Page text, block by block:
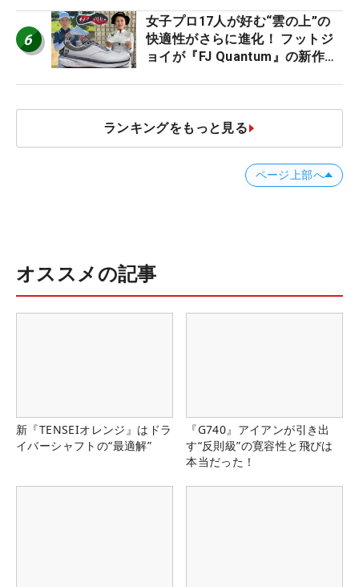
6
女子プロ17人が好む“雲の上”の
快適性がさらに進化！ フットジ
ョイが『FJ Quantum』の新作を
ランキングをもっと見る
ページ上部へ
オススメの記事
新『TENSEIオレンジ』はドラ
イバーシャフトの“最適解”
『G740』アイアンが引き出
す“反則級”の寛容性と飛びは
本当だった！